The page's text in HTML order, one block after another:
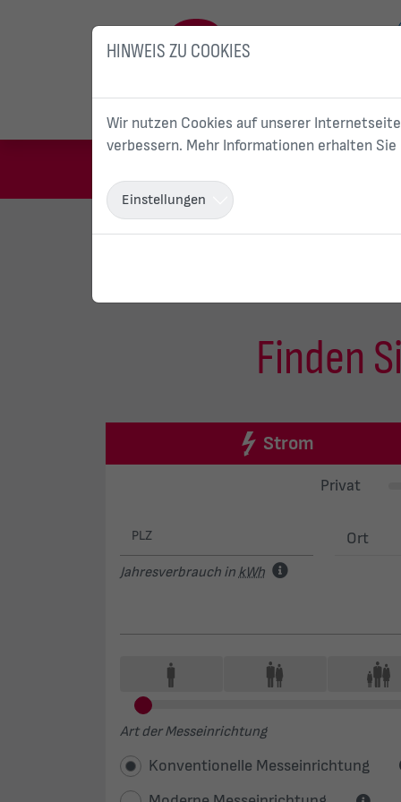
Sie sind hier: Start Privatkunden Gas
Finden
HINWEIS ZU COOKIES
Wir nutzen Cookies auf unserer
verbessern. Mehr Informationen erhalten
Einstellungen